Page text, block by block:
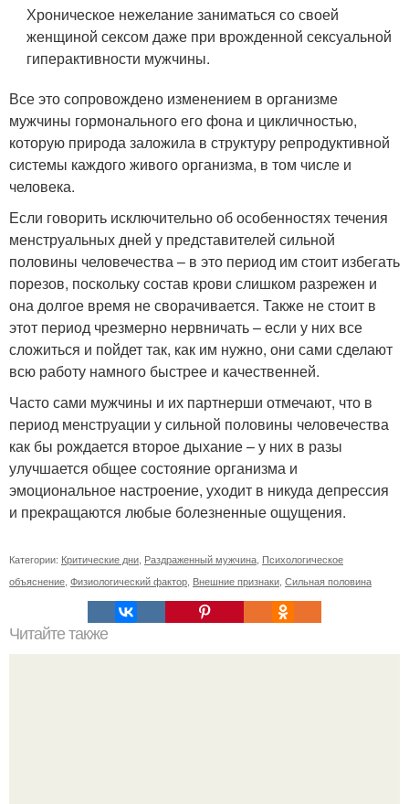
Хроническое нежелание заниматься со своей
женщиной сексом даже при врожденной сексуальной
гиперактивности мужчины.
Все это сопровождено изменением в организме
мужчины гормонального его фона и цикличностью,
которую природа заложила в структуру репродуктивной
системы каждого живого организма, в том числе и
человека.
Если говорить исключительно об особенностях течения
менструальных дней у представителей сильной
половины человечества – в это период им стоит избегать
порезов, поскольку состав крови слишком разрежен и
она долгое время не сворачивается. Также не стоит в
этот период чрезмерно нервничать – если у них все
сложиться и пойдет так, как им нужно, они сами сделают
всю работу намного быстрее и качественней.
Часто сами мужчины и их партнерши отмечают, что в
период менструации у сильной половины человечества
как бы рождается второе дыхание – у них в разы
улучшается общее состояние организма и
эмоциональное настроение, уходит в никуда депрессия
и прекращаются любые болезненные ощущения.
Категории: Критические дни, Раздраженный мужчина, Психологическое
объяснение, Физиологический фактор, Внешние признаки, Сильная половина
Читайте также